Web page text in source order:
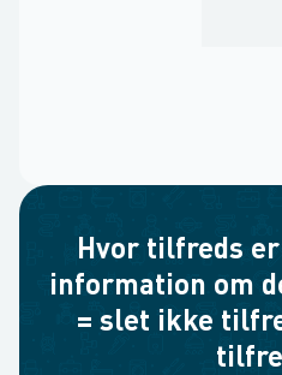
Hvor tilfreds er
information om
= slet ikke